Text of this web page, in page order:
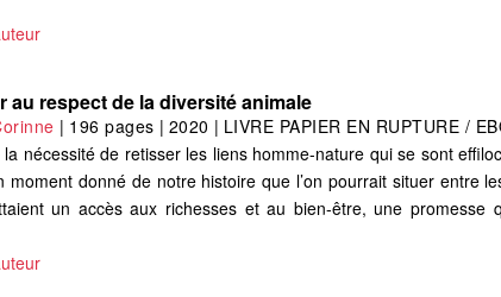
au respect de la diversité animale
| 196 pages | 2020 | LIVRE PAPIER EN RUPTURE /
nécessité de retisser les liens homme-nature qui se sont
moment donné de notre histoire que l’on pourrait situer entre
un accès aux richesses et au bien-être, une promesse